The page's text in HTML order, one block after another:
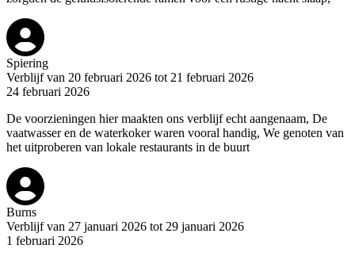
Spiering
Verblijf van 20 februari 2026 tot 21 februari 2026
24 februari 2026
De voorzieningen hier maakten ons verblijf echt aangenaam, De
vaatwasser en de waterkoker waren vooral handig, We genoten van
het uitproberen van lokale restaurants in de buurt
Burns
Verblijf van 27 januari 2026 tot 29 januari 2026
1 februari 2026